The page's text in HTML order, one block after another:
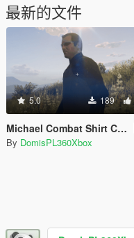
最新的文件
5.0 189
Michael Combat Shirt Camo Retexture
By DomisPL360Xbox